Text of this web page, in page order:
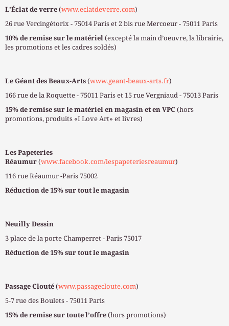
L’Éclat de verre (www.eclatdeverre.com)
26 rue Vercingétorix - 75014 Paris et 2 bis rue Mercoeur - 75011 Paris
10% de remise sur le matériel (excepté la main d’oeuvre, la librairie,
les promotions et les cadres soldés)
Le Géant des Beaux-Arts (www.geant-beaux-arts.fr)
166 rue de la Roquette - 75011 Paris et 15 rue Vergniaud - 75013 Paris
15% de remise sur le matériel en magasin et en VPC (hors
promotions, produits «I Love Art» et livres)
Les Papeteries
Réaumur (www.facebook.com/lespapeteriesreaumur)
116 rue Réaumur -Paris 75002
Réduction de 15% sur tout le magasin
Neuilly Dessin
3 place de la porte Champerret - Paris 75017
Réduction de 15% sur tout le magasin
Passage Clouté (www.passagecloute.com)
5-7 rue des Boulets - 75011 Paris
15% de remise sur toute l’offre (hors promotions)